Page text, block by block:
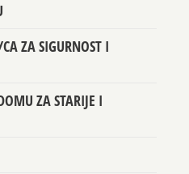
ZA SIGURNOST I
ZA STARIJE I